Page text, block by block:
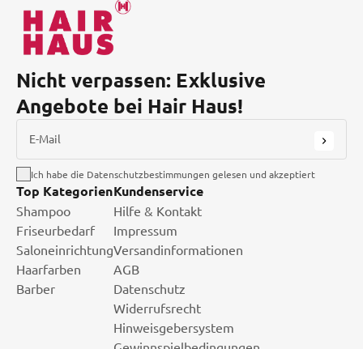
Nicht verpassen: Exklusive
Angebote bei Hair Haus!
E-Mail
Ich habe die Datenschutzbestimmungen gelesen und akzeptiert
Top Kategorien
Shampoo
Friseurbedarf
Saloneinrichtung
Haarfarben
Barber
Kundenservice
Hilfe & Kontakt
Impressum
Versandinformationen
AGB
Datenschutz
Widerrufsrecht
Hinweisgebersystem